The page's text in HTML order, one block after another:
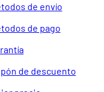
de envío
de pago
de descuento